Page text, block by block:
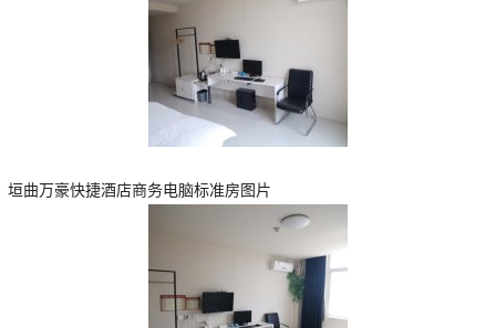
垣曲万豪快捷酒店商务电脑标准房图片